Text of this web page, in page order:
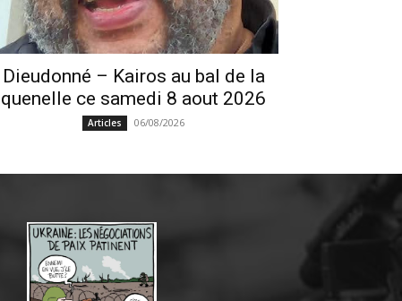
Dieudonné – Kairos au bal de la
quenelle ce samedi 8 aout 2026
Articles 06/08/2026